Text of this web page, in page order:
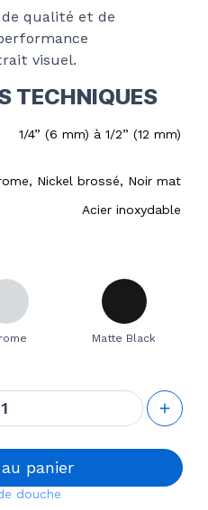
qualité et de
visuel.
TECHNIQUES
1/4” (6 mm) à 1/2” (12 mm)
Nickel brossé, Noir mat
Acier inoxydable
Matte Black
panier
douche